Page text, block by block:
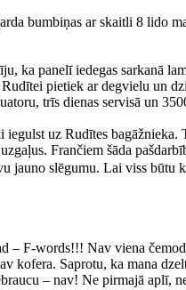
bumbiņas ar skaitli 8 lido
ka panelī iedegas sarkanā
pietiek ar degvielu un
trīs dienas servisā un
uz Rudītes
Frančiem šāda
slēgumu. Lai viss būtu
F-words!!! Nav viena
kofera. Saprotu, ka mana
– nav! Ne pirmajā aplī,